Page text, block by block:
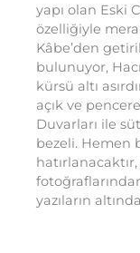
yapı olan Eski
özelliğiyle
Kâbe’den
bulunuyor,
kürsü altı
açık ve
Duvarları ile
bezeli. Hemen
yazıların